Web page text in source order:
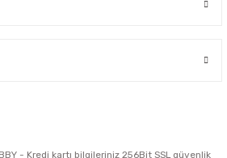
- Kredi kartı bilgileriniz 256Bit SSL güvenlik